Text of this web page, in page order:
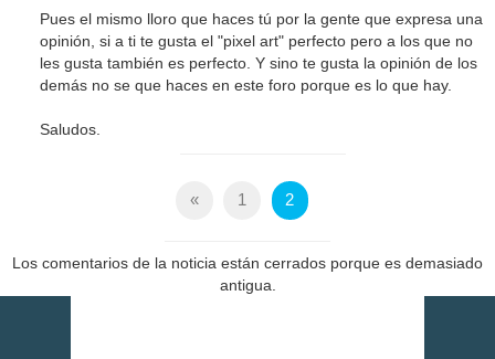
Pues el mismo lloro que haces tú por la gente que expresa una
opinión, si a ti te gusta el "pixel art" perfecto pero a los que no
les gusta también es perfecto. Y sino te gusta la opinión de los
demás no se que haces en este foro porque es lo que hay.
Saludos.
« 1 2
Los comentarios de la noticia están cerrados porque es demasiado
antigua.